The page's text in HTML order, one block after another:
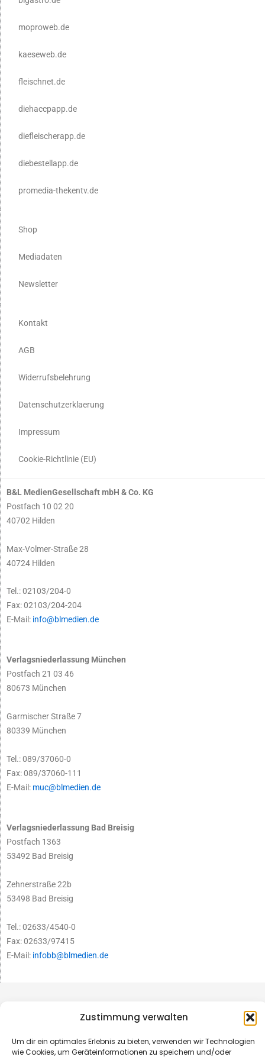
Zustimmung verwalten
Um dir ein optimales Erlebnis zu bieten, verwenden wir Technologien
wie Cookies, um Geräteinformationen zu speichern und/oder
moproweb.de
kaeseweb.de
fleischnet.de
diehaccpapp.de
diefleischerapp.de
diebestellapp.de
promedia-thekentv.de
Shop
Mediadaten
Newsletter
Kontakt
AGB
Widerrufsbelehrung
Datenschutzerklaerung
Impressum
Cookie-Richtlinie (EU)
B&L MedienGesellschaft mbH & Co. KG
Postfach 10 02 20
40702 Hilden
Max-Volmer-Straße 28
40724 Hilden
Tel.: 02103/204-0
Fax: 02103/204-204
E-Mail: info@blmedien.de
Verlagsniederlassung München
Postfach 21 03 46
80673 München
Garmischer Straße 7
80339 München
Tel.: 089/37060-0
Fax: 089/37060-111
E-Mail: muc@blmedien.de
Verlagsniederlassung Bad Breisig
Postfach 1363
53492 Bad Breisig
Zehnerstraße 22b
53498 Bad Breisig
Tel.: 02633/4540-0
Fax: 02633/97415
E-Mail: infobb@blmedien.de